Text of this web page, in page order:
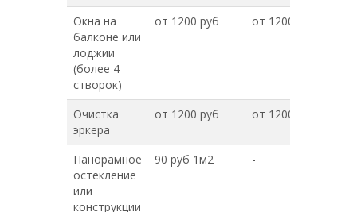
Окна на
балконе или
лоджии
(более 4
створок)
от 1200 руб от 1200 руб
Очистка
эркера
от 1200 руб от 1200 руб
Панорамное
остекление
или
конструкции
90 руб 1м2 -